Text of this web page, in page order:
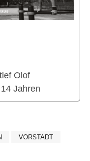
Olof
Jahren
VORSTADT